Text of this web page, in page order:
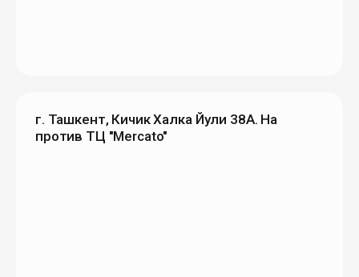
г. Ташкент, Кичик Халка Йули 38А. На
против ТЦ "Mercato"